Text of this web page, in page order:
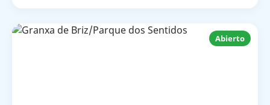
Abierto